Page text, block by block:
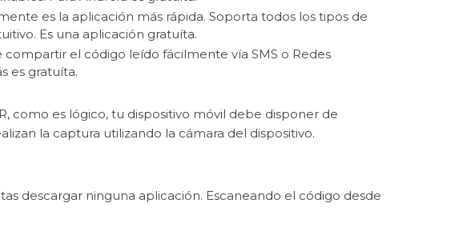
es la aplicación más rápida. Soporta todos los tipos de
Es una aplicación gratuíta.
el código leído fácilmente vía SMS o Redes
es gratuíta.
como es lógico, tu dispositivo móvil debe disponer de
la captura utilizando la cámara del dispositivo.
descargar ninguna aplicación. Escaneando el código desde